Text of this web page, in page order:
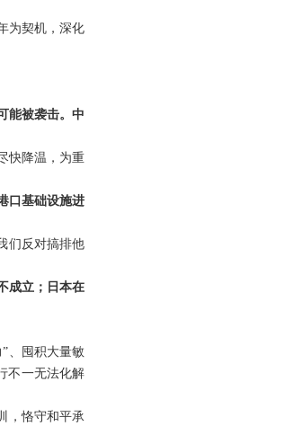
为契机，深化
能被袭击。中
快降温，为重
口基础设施进
们反对搞排他
成立；日本在
、囤积大量敏
不一无法化解
，恪守和平承